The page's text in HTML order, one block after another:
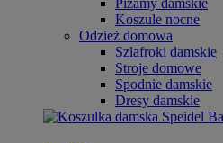
Piżamy damskie
Koszule nocne
Odzież domowa
Szlafroki damskie
Stroje domowe
Spodnie damskie
Dresy damskie